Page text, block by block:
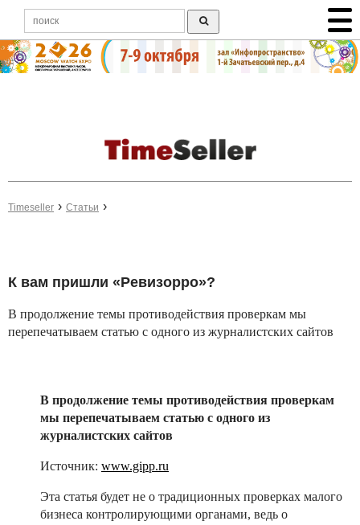
Timeseller Статьи
К вам пришли «Ревизорро»?
В продолжение темы противодействия проверкам мы
перепечатываем статью с одного из журналистских сайтов
В продолжение темы противодействия проверкам
мы перепечатываем статью с одного из
журналистских сайтов
Источник: www.gipp.ru
Эта статья будет не о традиционных проверках малого
бизнеса контролирующими органами, ведь о